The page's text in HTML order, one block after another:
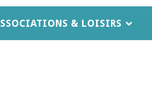
& LOISIRS